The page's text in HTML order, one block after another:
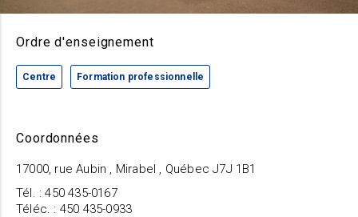
Ordre d'enseignement
Centre Formation professionnelle
Coordonnées
17000, rue Aubin , Mirabel , Québec J7J 1B1
Tél. : 450 435-0167
Téléc. : 450 435-0933